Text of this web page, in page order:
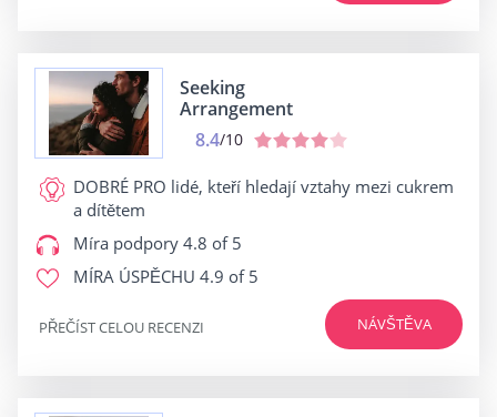
Seeking
Arrangement
8.4/10
DOBRÉ PRO lidé, kteří hledají vztahy mezi cukrem
a dítětem
Míra podpory 4.8 of 5
MÍRA ÚSPĚCHU 4.9 of 5
NÁVŠTĚVA
PŘEČÍST CELOU RECENZI